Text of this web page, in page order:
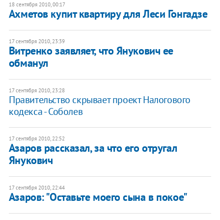
18 сентября 2010, 00:17
Ахметов купит квартиру для Леси Гонгадзе
17 сентября 2010, 23:39
​Витренко заявляет, что Янукович ее
обманул
17 сентября 2010, 23:28
Правительство скрывает проект Налогового
кодекса - Соболев
17 сентября 2010, 22:52
Азаров рассказал, за что его отругал
Янукович
17 сентября 2010, 22:44
Азаров: "Оставьте моего сына в покое"